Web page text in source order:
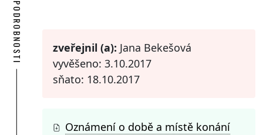
PODROBNOSTI zveřejnil (a): Jana Bekešová
vyvěšeno: 3.10.2017
sňato: 18.10.2017
Oznámení o době a místě konání